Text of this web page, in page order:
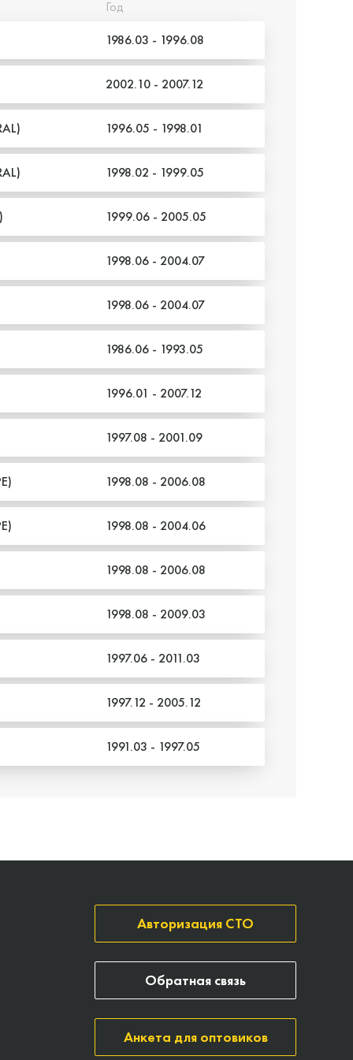
Год
1986.03 - 1996.08
2002.10 - 2007.12
1996.05 - 1998.01
1998.02 - 1999.05
1999.06 - 2005.05
1998.06 - 2004.07
1998.06 - 2004.07
1986.06 - 1993.05
1996.01 - 2007.12
1997.08 - 2001.09
1998.08 - 2006.08
1998.08 - 2004.06
1998.08 - 2006.08
1998.08 - 2009.03
1997.06 - 2011.03
1997.12 - 2005.12
1991.03 - 1997.05
Авторизация СТО
Анкета для оптовиков
Обратная связь